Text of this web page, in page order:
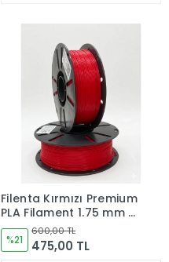
Filenta Kırmızı Premium
PLA Filament 1.75 mm –
1 kg
%21
600,00 TL
475,00 TL